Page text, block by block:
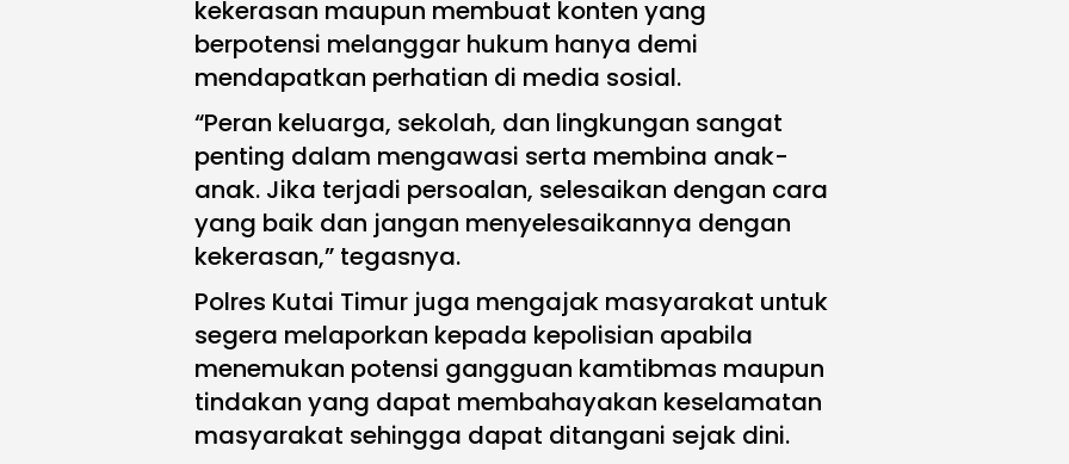
kekerasan maupun membuat konten yang
berpotensi melanggar hukum hanya demi
mendapatkan perhatian di media sosial.
“Peran keluarga, sekolah, dan lingkungan sangat
penting dalam mengawasi serta membina anak-
anak. Jika terjadi persoalan, selesaikan dengan cara
yang baik dan jangan menyelesaikannya dengan
kekerasan,” tegasnya.
Polres Kutai Timur juga mengajak masyarakat untuk
segera melaporkan kepada kepolisian apabila
menemukan potensi gangguan kamtibmas maupun
tindakan yang dapat membahayakan keselamatan
masyarakat sehingga dapat ditangani sejak dini.